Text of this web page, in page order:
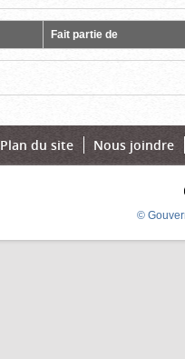
Fait partie de
Plan du site Nous joindre
©